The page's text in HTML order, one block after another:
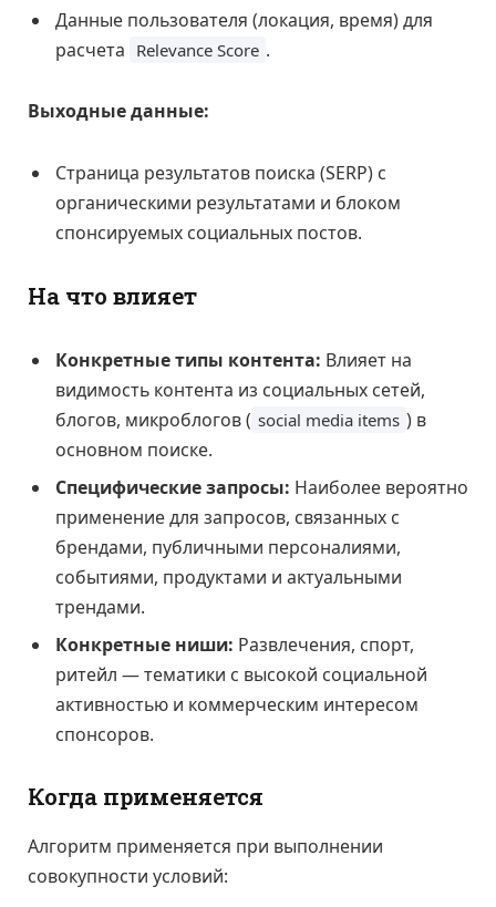
Данные пользователя (локация, время) для
расчета Relevance Score .
Выходные данные:
Страница результатов поиска (SERP) с
органическими результатами и блоком
спонсируемых социальных постов.
На что влияет
Конкретные типы контента: Влияет на
видимость контента из социальных сетей,
блогов, микроблогов ( social media items ) в
основном поиске.
Специфические запросы: Наиболее вероятно
применение для запросов, связанных с
брендами, публичными персоналиями,
событиями, продуктами и актуальными
трендами.
Конкретные ниши: Развлечения, спорт,
ритейл — тематики с высокой социальной
активностью и коммерческим интересом
спонсоров.
Когда применяется
Алгоритм применяется при выполнении
совокупности условий: